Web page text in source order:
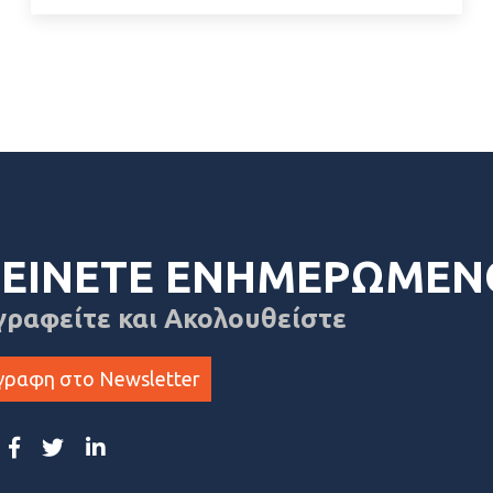
και Ακολουθείστε
στο Newsletter